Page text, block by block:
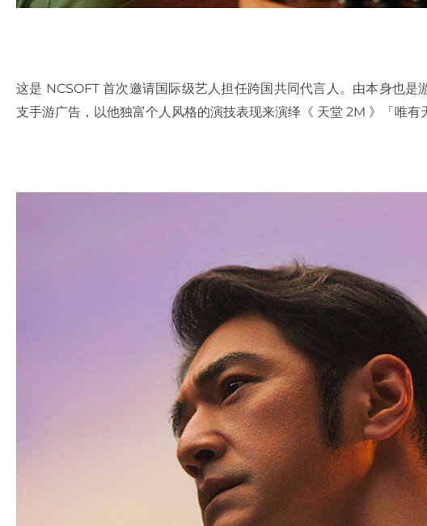
这是 NCSOFT 首次邀请国际级艺人担任跨国共同代言人。由本身也是
支手游广告，以他独富个人风格的演技表现来演绎《 天堂 2M 》「唯有